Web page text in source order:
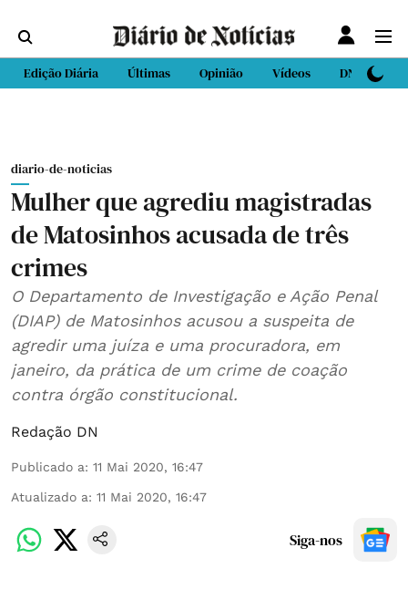
Edição Diária Últimas Opinião Vídeos DN Sport
diario-de-noticias
Mulher que agrediu magistradas
de Matosinhos acusada de três
crimes
O Departamento de Investigação e Ação Penal
(DIAP) de Matosinhos acusou a suspeita de
agredir uma juíza e uma procuradora, em
janeiro, da prática de um crime de coação
contra órgão constitucional.
Redação DN
Publicado a: 11 Mai 2020, 16:47
Atualizado a: 11 Mai 2020, 16:47
Siga-nos